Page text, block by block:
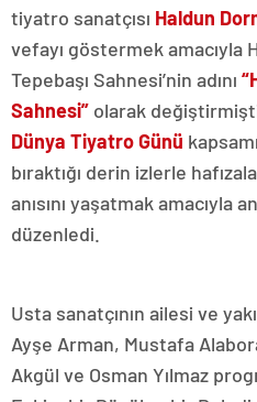
tiyatro sanatçısı Haldun
vefayı göstermek amacıyla
Tepebaşı Sahnesi’nin adını
Sahnesi” olarak
Dünya Tiyatro Günü
bıraktığı derin izlerle
anısını yaşatmak amacıyla
düzenledi.
Usta sanatçının ailesi ve
Ayşe Arman, Mustafa
Akgül ve Osman Yılmaz